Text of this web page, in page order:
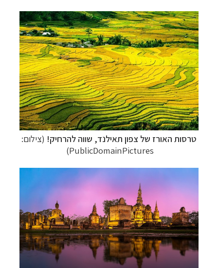
טרסות האורז של צפון תאילנד, שווה להרחיק! (צילום:
PublicDomainPictures)